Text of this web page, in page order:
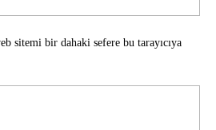
sitemi bir dahaki sefere bu tarayıcıya